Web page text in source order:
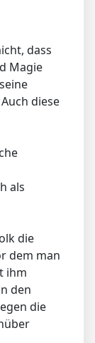
dass
Magie
diese
als
die
dem man
ihm
den
die